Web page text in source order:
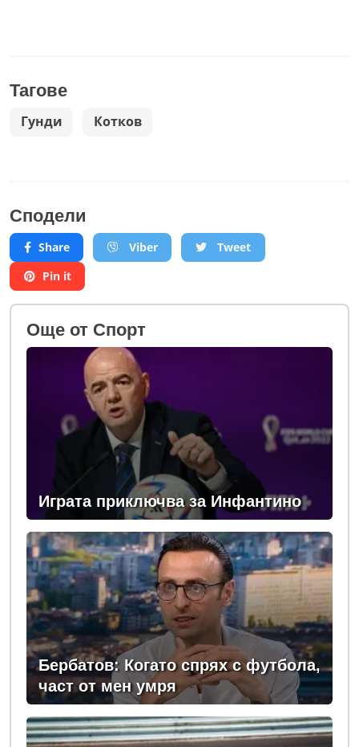
Тагове
Гунди Котков
Сподели
Share Viber
Tweet
Pin it
Oще от Спорт
Играта приключва за Инфантино
Бербатов: Когато спрях с футбола,
част от мен умря